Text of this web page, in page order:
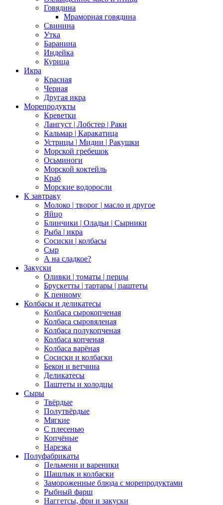
Говядина
Мраморная говядина
Свинина
Утка
Баранина
Индейка
Курица
Икра
Красная
Черная
Другая икра
Морепродукты
Креветки
Лангуст | Лобстер | Раки
Кальмар | Каракатица
Устрицы | Мидии | Ракушки
Морской гребешок
Осьминоги
Морской коктейль
Краб
Морские водоросли
К завтраку
Молоко | творог | масло и другое
Яйцо
Блинчики | Оладьи | Сырники
Рыба | икра
Сосиски | колбасы
Сыр
А на сладкое?
Закуски
Оливки | томаты | перцы
Брускетты | тартары | паштеты
К пенному
Колбасы и деликатесы
Колбаса сырокопченая
Колбаса сыровяленая
Колбаса полукопченая
Колбаса копченая
Колбаса варёная
Сосиски и колбаски
Бекон и ветчина
Деликатесы
Паштеты и холодцы
Сыры
Твёрдые
Полутвёрдые
Мягкие
С плесенью
Копчёные
Нарезка
Полуфабрикаты
Пельмени и вареники
Шашлык и колбаски
Замороженные блюда с морепродуктами
Рыбный фарш
Наггетсы, фри и закуски